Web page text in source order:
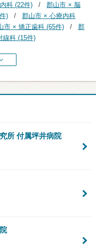
科 (22件)
郡山市 × 脳
)
郡山市 × 心療内科
市 × 矯正歯科 (65件)
郡
線科 (15件)
所 付属坪井病院